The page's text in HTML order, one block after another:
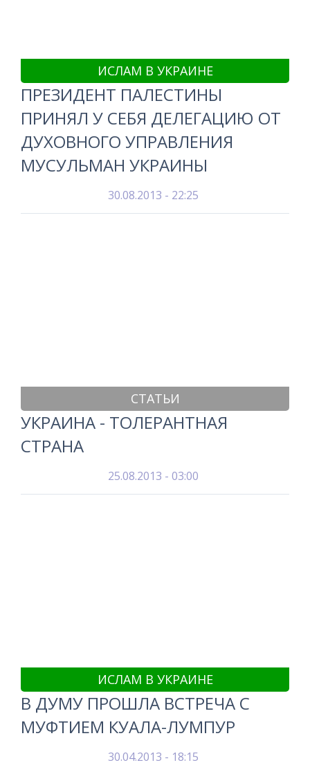
ИСЛАМ В УКРАИНЕ
ПРЕЗИДЕНТ ПАЛЕСТИНЫ
ПРИНЯЛ У СЕБЯ ДЕЛЕГАЦИЮ ОТ
ДУХОВНОГО УПРАВЛЕНИЯ
МУСУЛЬМАН УКРАИНЫ
30.08.2013 - 22:25
СТАТЬИ
УКРАИНА - ТОЛЕРАНТНАЯ
СТРАНА
25.08.2013 - 03:00
ИСЛАМ В УКРАИНЕ
В ДУМУ ПРОШЛА ВСТРЕЧА С
МУФТИЕМ КУАЛА-ЛУМПУР
30.04.2013 - 18:15